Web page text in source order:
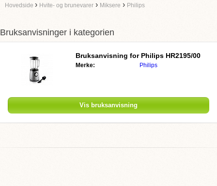
Hovedside › Hvite- og brunevarer › Miksere › Philips
Bruksanvisninger i kategorien
Bruksanvisning for Philips HR2195/00
Merke: Philips
Vis bruksanvisning